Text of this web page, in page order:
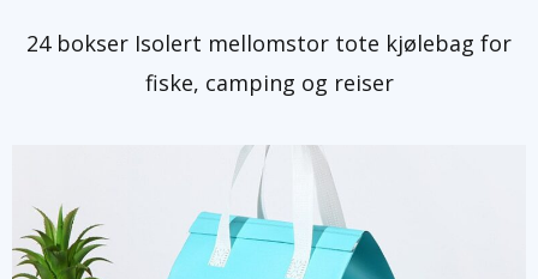
24 bokser Isolert mellomstor tote kjølebag for
fiske, camping og reiser